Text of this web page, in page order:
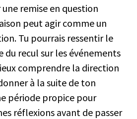
remise en question
peut agir comme un
Tu pourrais ressentir le
du recul sur les événements
comprendre la direction
à la suite de ton
période propice pour
réflexions avant de passer